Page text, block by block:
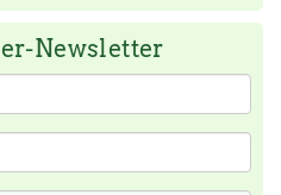
Newsletter